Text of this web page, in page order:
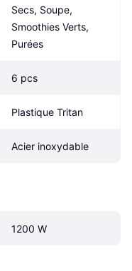
Secs, Soupe,
Smoothies Verts,
Purées
6 pcs
Plastique Tritan
Acier inoxydable
1200 W